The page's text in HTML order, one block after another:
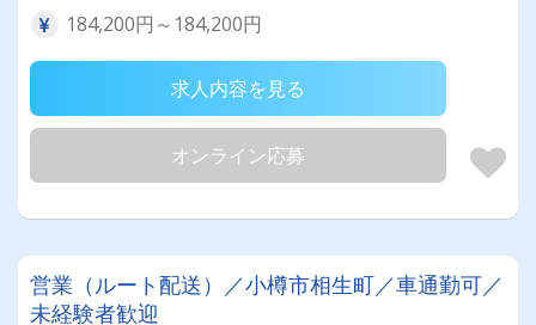
184,200円～184,200円
求人内容を見る
オンライン応募
営業（ルート配送）／小樽市相生町／車通勤可／
未経験者歓迎